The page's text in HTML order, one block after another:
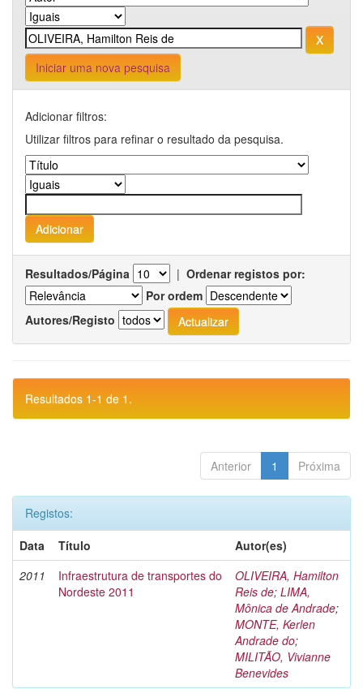
Iniciar uma nova pesquisa
Adicionar filtros:
Utilizar filtros para refinar o resultado da pesquisa.
Resultados/Página | Ordenar registos por:
Por ordem
Autores/Registo
Resultados 1-1 de 1.
Anterior 1 Próxima
Registos:
Data
Título
Autor(es)
2011
Infraestrutura de transportes do
Nordeste 2011
OLIVEIRA, Hamilton
Reis de; LIMA,
Mônica de Andrade;
MONTE, Kerlen
Andrade do;
MILITÃO, Vivianne
Benevides